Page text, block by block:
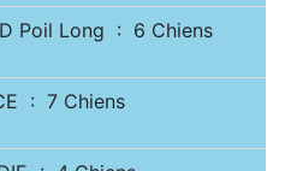
Poil Long : 6 Chiens
: 7 Chiens